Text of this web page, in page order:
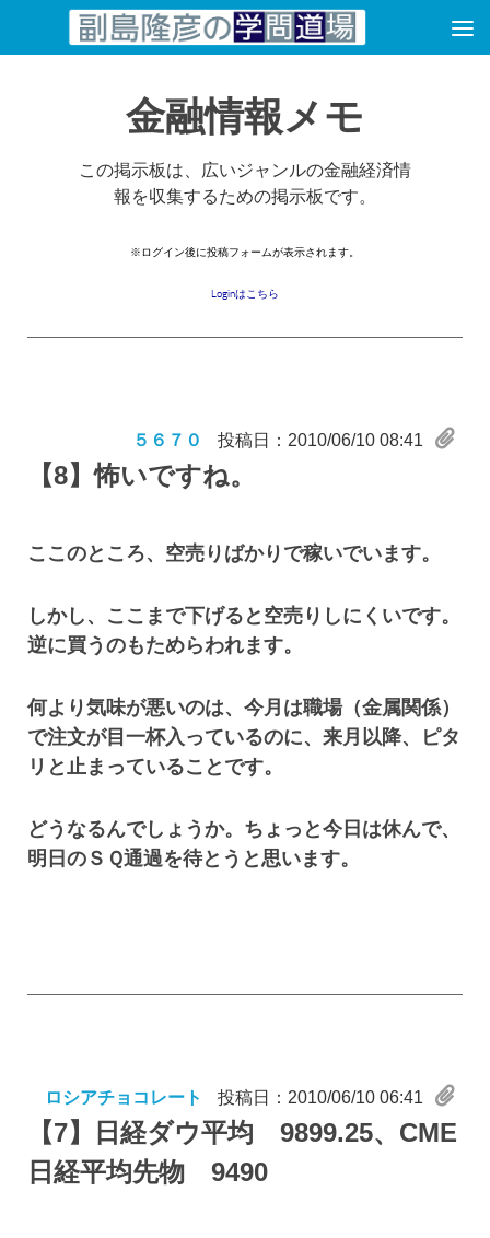
コンテンツへスキップ
金融情報メモ
この掲示板は、広いジャンルの金融経済情
報を収集するための掲示板です。
※ログイン後に投稿フォームが表示されます。
Loginはこちら
５６７０ 投稿日：2010/06/10 08:41
【8】怖いですね。
ここのところ、空売りばかりで稼いでいます。
しかし、ここまで下げると空売りしにくいです。
逆に買うのもためらわれます。
何より気味が悪いのは、今月は職場（金属関係）
で注文が目一杯入っているのに、来月以降、ピタ
リと止まっていることです。
どうなるんでしょうか。ちょっと今日は休んで、
明日のＳＱ通過を待とうと思います。
ロシアチョコレート 投稿日：2010/06/10 06:41
【7】
日経ダウ平均 9899.25、CME
日経平均先物 9490